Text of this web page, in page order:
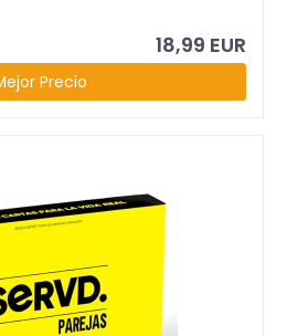
18,99 EUR
Precio